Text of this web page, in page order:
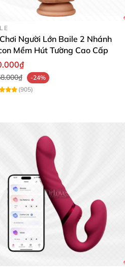
Clear Kích Thích
Flawless Clear Kích Thích
Người Lớn Baile 2 Nhánh
Mềm Hút Tường Cao Cấp
-24%
(905)